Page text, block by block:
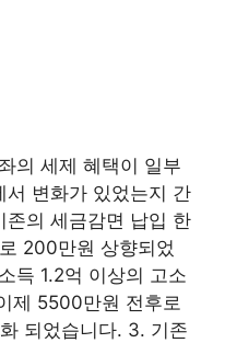
의 세제 혜택이 일부
서 변화가 있었는지 간
존의 세금감면 납입 한
200만원 상향되었
득 1.2억 이상의 고소
제 5500만원 전후로
되었습니다. 3. 기존